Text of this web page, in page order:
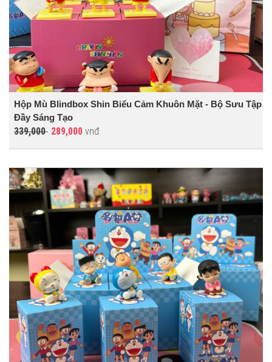
Hộp Mù Blindbox Shin Biểu Cảm Khuôn Mặt - Bộ Sưu Tập
Đầy Sáng Tạo
339,000 289,000 vnđ